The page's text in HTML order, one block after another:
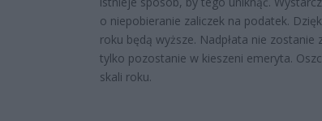
o niepobieranie zaliczek na podatek.
roku będą wyższe. Nadpłata nie
tylko pozostanie w kieszeni emeryta.
skali roku.